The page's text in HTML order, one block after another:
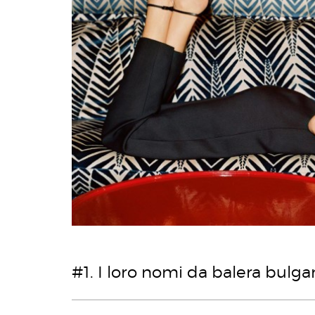
#1. I loro nomi da balera